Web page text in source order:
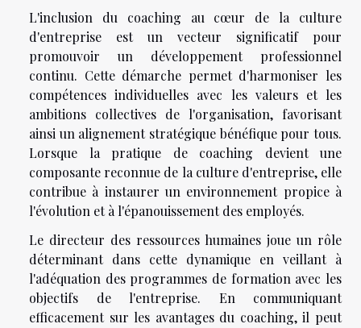
L'inclusion du coaching au cœur de la culture
d'entreprise est un vecteur significatif pour
promouvoir un développement professionnel
continu. Cette démarche permet d'harmoniser les
compétences individuelles avec les valeurs et les
ambitions collectives de l'organisation, favorisant
ainsi un alignement stratégique bénéfique pour tous.
Lorsque la pratique de coaching devient une
composante reconnue de la culture d'entreprise, elle
contribue à instaurer un environnement propice à
l'évolution et à l'épanouissement des employés.
Le directeur des ressources humaines joue un rôle
déterminant dans cette dynamique en veillant à
l'adéquation des programmes de formation avec les
objectifs de l'entreprise. En communiquant
efficacement sur les avantages du coaching, il peut